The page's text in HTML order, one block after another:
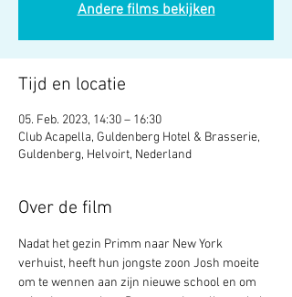
Andere films bekijken
Tijd en locatie
05. Feb. 2023, 14:30 – 16:30
Club Acapella, Guldenberg Hotel & Brasserie,
Guldenberg, Helvoirt, Nederland
Over de film
Nadat het gezin Primm naar New York
verhuist, heeft hun jongste zoon Josh moeite
om te wennen aan zijn nieuwe school en om